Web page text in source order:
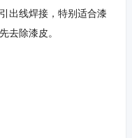
出线焊接，特别适合漆
去除漆皮。